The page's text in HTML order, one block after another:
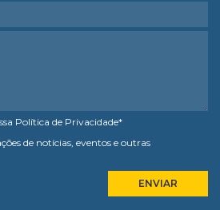
Política de Privacidade*
de notícias, eventos e outras